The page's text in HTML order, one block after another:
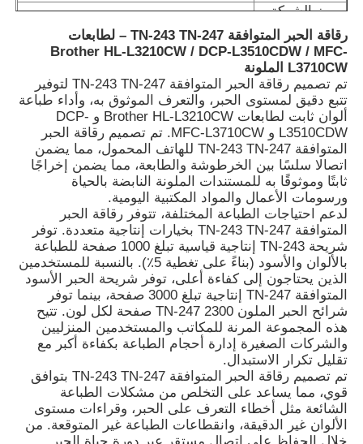
رمز الشركة
المصنعة الأصلية
رقاقة الحبر المتوافقة TN-243 TN-247 – لطابعات
Brother HL-L3210CW / DCP-L3510CDW / MFC-
L3710CW الملونة
تم تصميم رقاقة الحبر المتوافقة TN-243 TN-247 لتوفير
تتبع دقيق لمستوى الحبر، والتعرف الموثوق به، وأداء طباعة
ألوان ثابت لطابعات Brother HL-L3210CW و DCP-
L3510CDW و MFC-L3710CW. تم تصميم رقاقة الحبر
المتوافقة TN-243 TN-247 للهاتف المحمول، مما يضمن
اتصالا سلسًا بين الخرطوشة والطابعة، مما يضمن إخراجًا
ثابتًا وموثوقًا به للمستندات الملونة النابضة بالحياة
ورسومات الأعمال والمواد المكتبية اليومية.
لدعم احتياجات الطباعة المختلفة، تتوفر رقاقة الحبر
المتوافقة TN-243 TN-247 بخيارات إنتاجية متعددة. توفر
شريحة TN-243 إنتاجية قياسية تبلغ 1000 صفحة للطباعة
بالألوان والأسود (بناءً على تغطية 5٪). بالنسبة للمستخدمين
الذين يحتاجون إلى كفاءة أعلى، توفر شريحة الحبر الأسود
المتوافقة TN-247 إنتاجية تبلغ 3000 صفحة، بينما توفر
شرائح الحبر الملون TN-247 2300 صفحة لكل لون. تتيح
هذه المجموعة المرنة للمكاتب والمستخدمين المنزليين
والشركات الصغيرة إدارة أحجام الطباعة بكفاءة أكبر مع
تقليل تكرار الاستبدال.
تم تصميم رقاقة الحبر المتوافقة TN-243 TN-247 بتوافق
قوي، مما يساعد على التخلص من مشكلات الطباعة
الشائعة مثل أخطاء التعرف على الحبر، وقراءات مستوى
الألوان غير الدقيقة، وانقطاعات الطباعة غير المتوقعة. من
خلال الحفاظ على اتصال مستقر عبر دورة حياة الحبر